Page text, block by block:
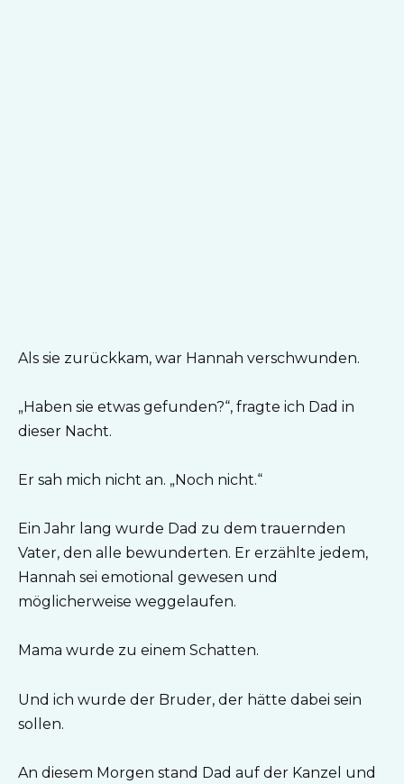
Als sie zurückkam, war Hannah verschwunden.
„Haben sie etwas gefunden?“, fragte ich Dad in
dieser Nacht.
Er sah mich nicht an. „Noch nicht.“
Ein Jahr lang wurde Dad zu dem trauernden
Vater, den alle bewunderten. Er erzählte jedem,
Hannah sei emotional gewesen und
möglicherweise weggelaufen.
Mama wurde zu einem Schatten.
Und ich wurde der Bruder, der hätte dabei sein
sollen.
An diesem Morgen stand Dad auf der Kanzel und